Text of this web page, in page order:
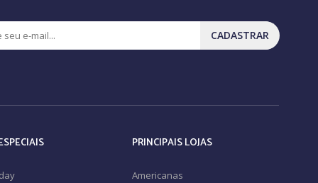
CADASTRAR
PRINCIPAIS LOJAS
Americanas